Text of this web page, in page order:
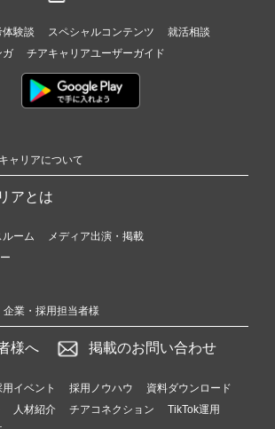
a
e
体験談 スペシャルコンテンツ
就活相談
ガ チアキャリアユーザーガイド
ャリアについて
アとは
ルーム
メディア出演・掲載
企業・採用担当者様
様へ 掲載のお問い合わせ
用イベント 採用ノウハウ
資料ダウンロード
人材紹介 チアコネクション
TikTok運用